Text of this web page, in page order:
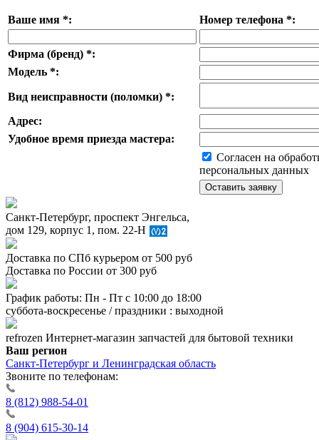
Ваше имя *: Номер телефона *:
Фирма (бренд) *:
Модель *:
Вид неисправности (поломки) *:
Адрес:
Удобное время приезда мастера:
Согласен на
персональных данных
Санкт-Петербург, проспект Энгельса,
дом 129, корпус 1, пом. 22-Н
Доставка по СПб курьером от 500 руб
Доставка по России от 300 руб
График работы: Пн - Пт с 10:00 до 18:00
суббота-воскресенье / праздники : выходной
refrozen Интернет-магазин запчастей для бытовой техники
Ваш регион
Санкт-Петербург и Ленинградская область
Звоните по телефонам:
8 (812) 988-54-01
8 (904) 615-30-14